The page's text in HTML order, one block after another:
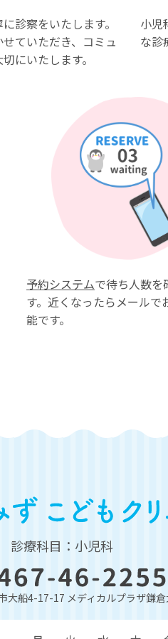
診察をいたします。
ていただき、コミュ
にいたします。
小児
な診
予約システムで待ち人数を
す。近くなったらメールで
能です。
診療科目：小児科
大船4-17-17 メディカルプラザ鎌